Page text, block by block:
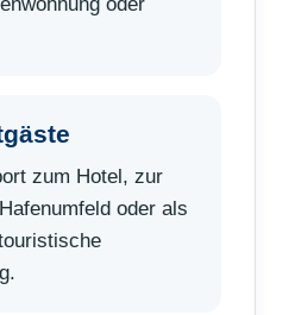
zum Hotel, zur
oder als